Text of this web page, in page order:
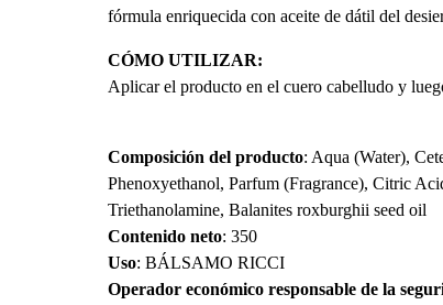
fórmula enriquecida con aceite de dátil del
CÓMO UTILIZAR:
Aplicar el producto en el cuero cabelludo y
Composición del producto: Aqua (Water),
Phenoxyethanol, Parfum (Fragrance), Citric
Triethanolamine, Balanites roxburghii seed oil
Contenido neto: 350
Uso: BÁLSAMO RICCI
Operador económico responsable de la